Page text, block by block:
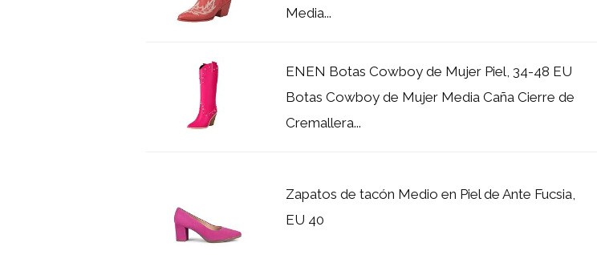
Media...
ENEN Botas Cowboy de Mujer Piel, 34-48 EU
Botas Cowboy de Mujer Media Caña Cierre de
Cremallera...
Zapatos de tacón Medio en Piel de Ante Fucsia,
EU 40